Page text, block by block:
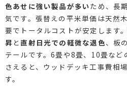
色あせに強い製品が多いため、長
気です。張替えの平米単価は天然
要でトータルコストが安定します
昇 と 直射日光での軽微な退色、板
テールです。6畳や8畳、10畳など
さえると、ウッドデッキ工事費相
す。